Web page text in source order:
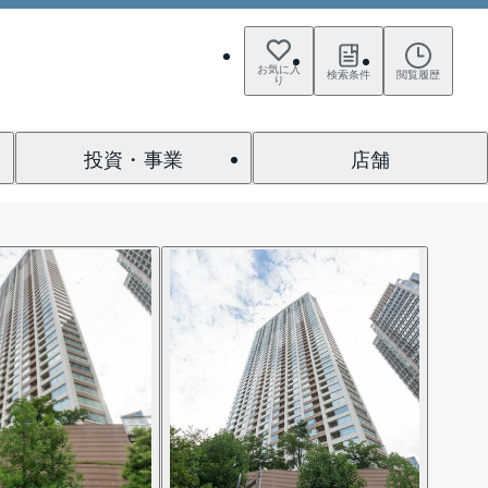
お気に入
り 検索条件 閲覧履歴
投資・事業 店舗